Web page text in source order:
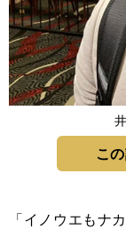
こ
「イノウエもナ